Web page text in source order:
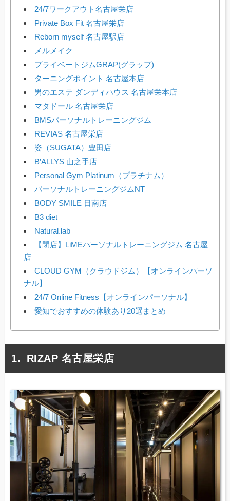
24/7ワークアウト名古屋栄店
Private Box Fit 名古屋栄店
Reborn myself 名古屋駅店
メルメイク
プライベートジムGRAP(グラップ)
ターニングポイント 名古屋本店
男のエステ ダンディハウス 名古屋栄本店
マタドール 名古屋栄店
BMSパーソナルトレーニングジム
REVIAS 名古屋栄店
姿（SUGATA）豊田店
B’ALLYS 山之手店
Personal Gym Platinum（プラチナム）
パーソナルトレーニングジムNT
BODY SMILE 日南店
B3 diet
Natural.lab
【閉店】LiMEパーソナルトレーニングジム 名古屋
店
CLOUD GYM（クラウドジム）【オンラインパーソ
ナル】
24/7 Online Fitness【オンラインパーソナル】
愛知でおすすめの体験あり20選まとめ
RIZAP 名古屋栄店